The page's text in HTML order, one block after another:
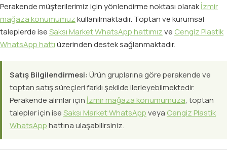
Perakende müşterilerimiz için yönlendirme noktası olarakİzmir
mağaza konumumuzkullanılmaktadır. Toptan ve kurumsal
taleplerde iseSaksı Market WhatsApp hattımızve Cengiz Plastik
WhatsApp hattıüzerinden destek sağlanmaktadır.
Satış Bilgilendirmesi:Ürün gruplarına göre perakende ve
toptan satış süreçleri farklı şekilde ilerleyebilmektedir.
Perakende alımlar için İzmir mağaza konumumuza, toptan
talepler için iseSaksı Market WhatsAppveya Cengiz Plastik
WhatsApphattına ulaşabilirsiniz.